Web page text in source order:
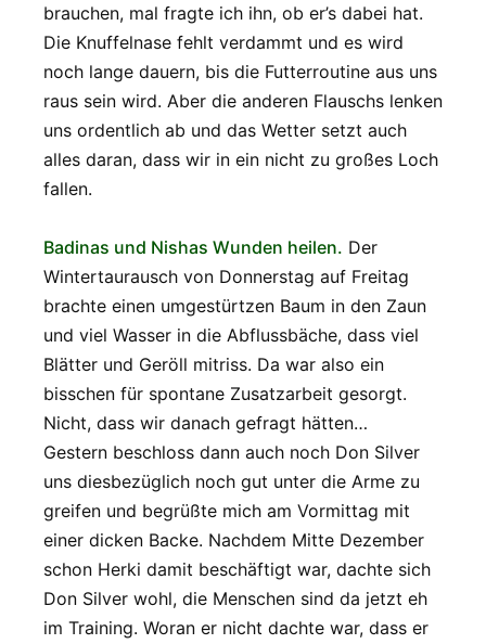
brauchen, mal fragte ich ihn, ob er’s dabei hat.
Die Knuffelnase fehlt verdammt und es wird
noch lange dauern, bis die Futterroutine aus uns
raus sein wird. Aber die anderen Flauschs lenken
uns ordentlich ab und das Wetter setzt auch
alles daran, dass wir in ein nicht zu großes Loch
fallen.
Badinas und Nishas Wunden heilen. Der
Wintertaurausch von Donnerstag auf Freitag
brachte einen umgestürtzen Baum in den Zaun
und viel Wasser in die Abflussbäche, dass viel
Blätter und Geröll mitriss. Da war also ein
bisschen für spontane Zusatzarbeit gesorgt.
Nicht, dass wir danach gefragt hätten…
Gestern beschloss dann auch noch Don Silver
uns diesbezüglich noch gut unter die Arme zu
greifen und begrüßte mich am Vormittag mit
einer dicken Backe. Nachdem Mitte Dezember
schon Herki damit beschäftigt war, dachte sich
Don Silver wohl, die Menschen sind da jetzt eh
im Training. Woran er nicht dachte war, dass er